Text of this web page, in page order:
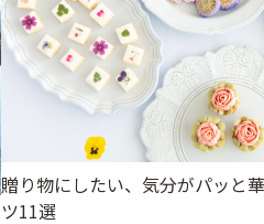
贈り物にしたい、気分がパッと
ツ11選